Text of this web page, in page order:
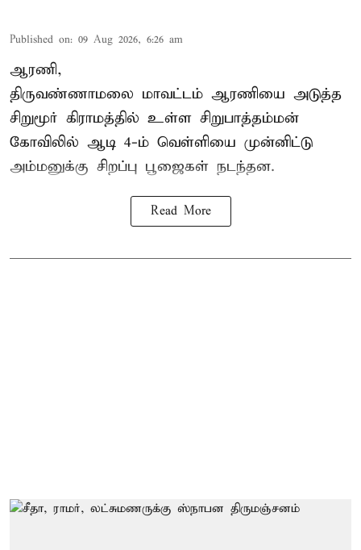
Published on: 09 Aug 2026, 6:26 am
ஆரணி,
திருவண்ணாமலை மாவட்டம் ஆரணியை அடுத்த
சிறுமூர் கிராமத்தில் உள்ள சிறுபாத்தம்மன்
கோவிலில் ஆடி 4-ம் வெள்ளியை முன்னிட்டு
அம்மனுக்கு சிறப்பு பூஜைகள் நடந்தன.
Read More